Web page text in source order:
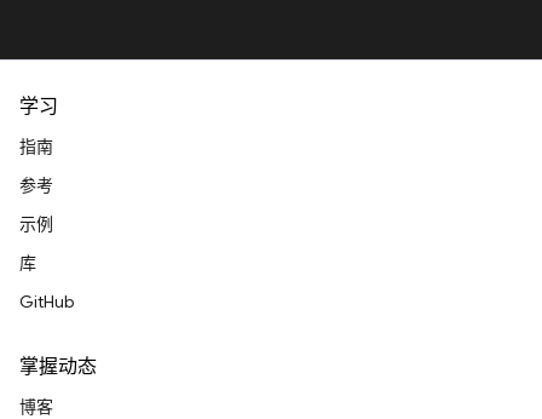
学习
指南
参考
示例
库
GitHub
掌握动态
博客